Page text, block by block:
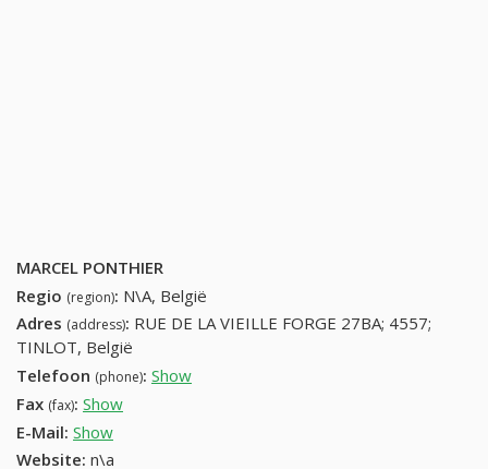
MARCEL PONTHIER
Regio (region): N\A, België
Adres (address): RUE DE LA VIEILLE FORGE 27BA; 4557;
TINLOT, België
Telefoon (phone): Show
Fax (fax): Show
E-Mail: Show
Website: n\a